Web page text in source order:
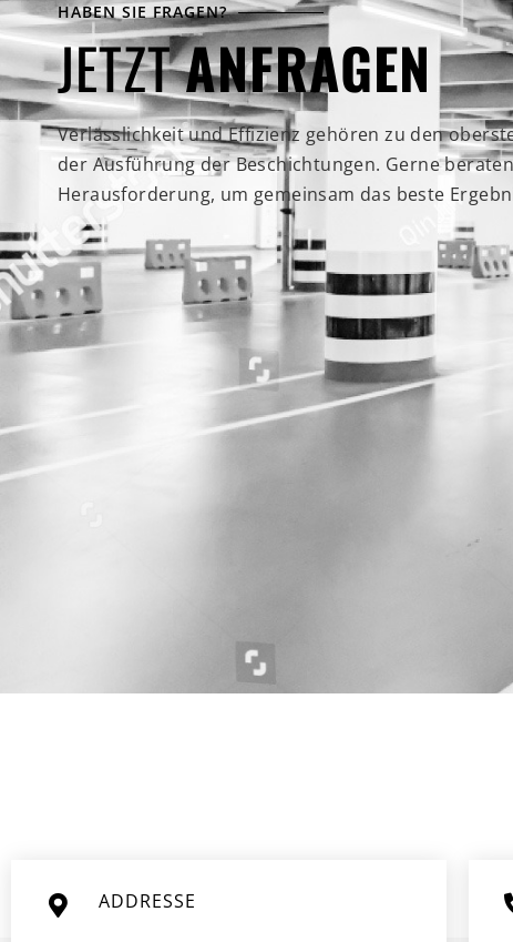
HABEN SIE FRAGEN?
JETZTANFRAGEN
Verlässlichkeit und Effizienz gehören zu den
der Ausführung der Beschichtungen. Gerne
Herausforderung, um gemeinsam das beste
ADDRESSE